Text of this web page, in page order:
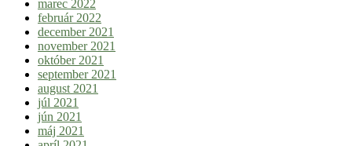
marec 2022
február 2022
december 2021
november 2021
október 2021
september 2021
august 2021
júl 2021
jún 2021
máj 2021